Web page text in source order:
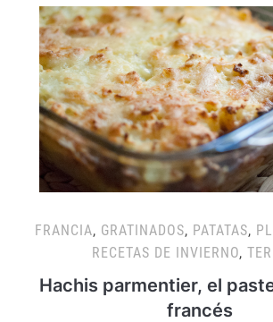
FRANCIA, GRATINADOS, PATATAS,
RECETAS DE INVIERNO,
Hachis parmentier, el
francés